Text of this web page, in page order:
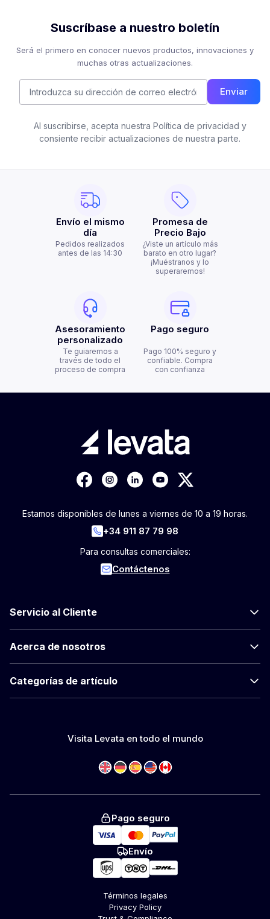
Suscríbase a nuestro boletín
Será el primero en conocer nuevos productos, innovaciones y
muchas otras actualizaciones.
Enviar
Al suscribirse, acepta nuestra Política de privacidad y
consiente recibir actualizaciones de nuestra parte.
Envío el mismo
día
Pedidos realizados
antes de las 14:30
Promesa de
Precio Bajo
¿Viste un artículo más
barato en otro lugar?
¡Muéstranos y lo
superaremos!
Asesoramiento
personalizado
Te guiaremos a
través de todo el
proceso de compra
Pago seguro
Pago 100% seguro y
confiable. Compra
con confianza
Estamos disponibles de lunes a viernes de 10 a 19 horas.
+34 911 87 79 98
Para consultas comerciales:
Contáctenos
Servicio al Cliente
Acerca de nosotros
Categorías de artículo
Visita Levata en todo el mundo
Pago seguro
Envío
Términos legales
Privacy Policy